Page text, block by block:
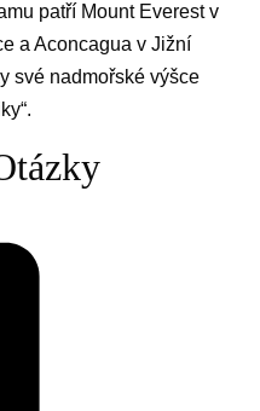
patří Mount Everest v
a Aconcagua v Jižní
své nadmořské výšce